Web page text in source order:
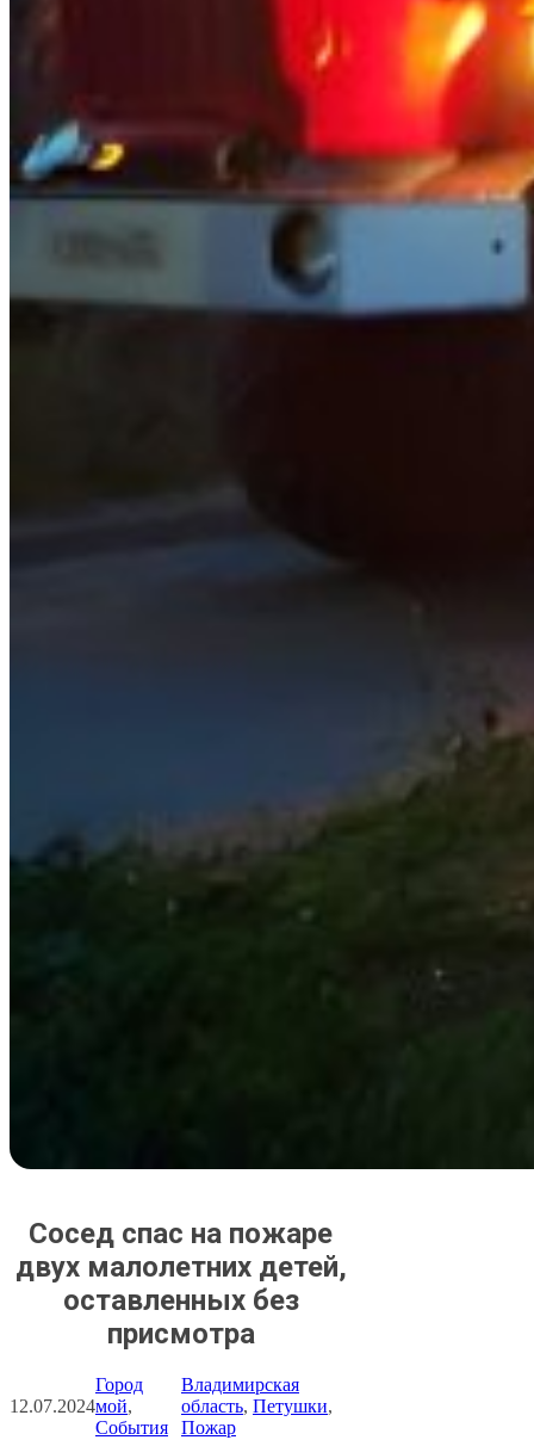
Сосед спас на пожаре
двух малолетних детей,
оставленных без
присмотра
12.07.2024
Город
мой
События
Владимирская
область, Петушки
Пожар